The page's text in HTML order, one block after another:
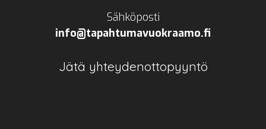
Sähköposti
info@tapahtumavuokraamo.fi
Jätä yhteydenottopyyntö